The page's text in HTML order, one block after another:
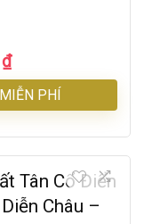
₫
PHÍ
Tân Cổ Điển
Châu –